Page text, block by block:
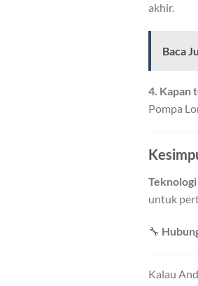
akhir.
Baca
4. Kapan
Pompa
untuk
🔧
Kalau